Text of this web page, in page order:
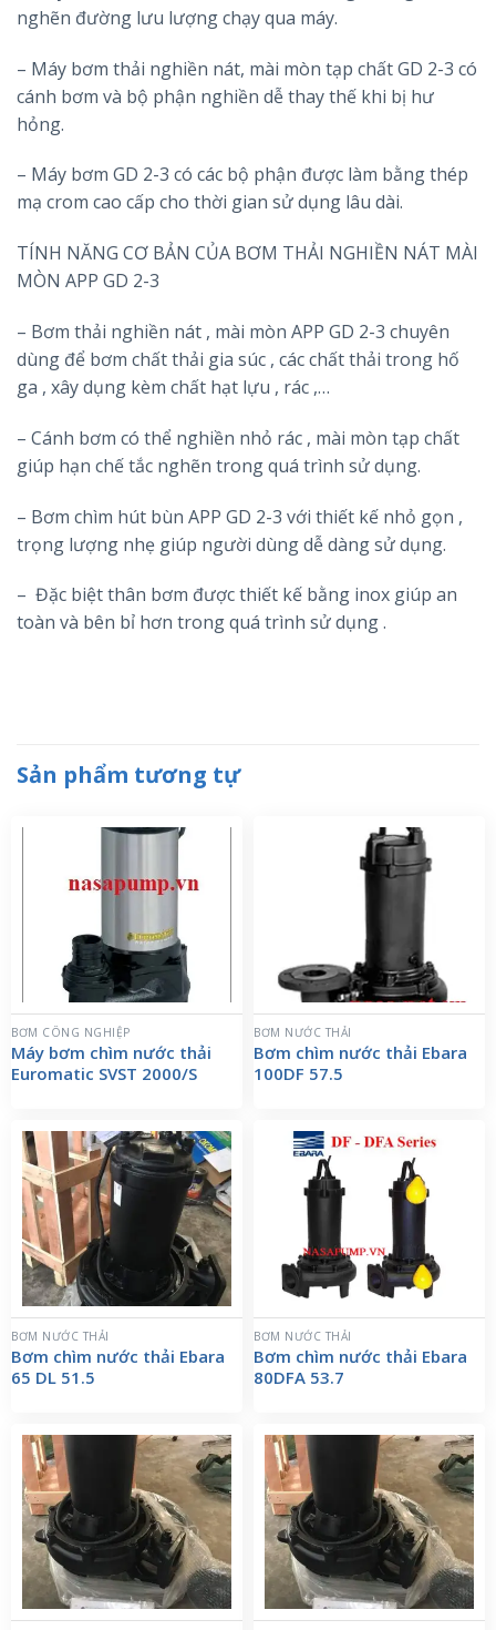
nghẽn đường lưu lượng chạy qua máy.
– Máy bơm thải nghiền nát, mài mòn tạp chất GD 2-3 có
cánh bơm và bộ phận nghiền dễ thay thế khi bị hư
hỏng.
– Máy bơm GD 2-3 có các bộ phận được làm bằng thép
mạ crom cao cấp cho thời gian sử dụng lâu dài.
TÍNH NĂNG CƠ BẢN CỦA BƠM THẢI NGHIỀN NÁT MÀI
MÒN APP GD 2-3
– Bơm thải nghiền nát , mài mòn APP GD 2-3 chuyên
dùng để bơm chất thải gia súc , các chất thải trong hố
ga , xây dụng kèm chất hạt lựu , rác ,…
– Cánh bơm có thể nghiền nhỏ rác , mài mòn tạp chất
giúp hạn chế tắc nghẽn trong quá trình sử dụng.
– Bơm chìm hút bùn APP GD 2-3 với thiết kế nhỏ gọn ,
trọng lượng nhẹ giúp người dùng dễ dàng sử dụng.
– Đặc biệt thân bơm được thiết kế bằng inox giúp an
toàn và bên bỉ hơn trong quá trình sử dụng .
Sản phẩm tương tự
BƠM CÔNG NGHIỆP
Máy bơm chìm nước thải
Euromatic SVST 2000/S
BƠM NƯỚC THẢI
Bơm chìm nước thải Ebara
100DF 57.5
BƠM NƯỚC THẢI
Bơm chìm nước thải Ebara
65 DL 51.5
BƠM NƯỚC THẢI
Bơm chìm nước thải Ebara
80DFA 53.7